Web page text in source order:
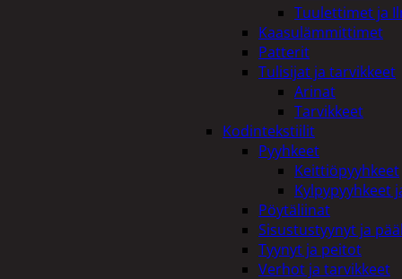
Tuulettimet ja
Kaasulämmittimet
Patterit
Tulisijat ja tarvikkeet
Arinat
Tarvikkeet
Kodintekstiilit
Pyyhkeet
Keittiöpyyhkeet
Kylpypyyhkeet
Pöytäliinat
Sisustustyynyt ja
Tyynyt ja peitot
Verhot ja tarvikkeet